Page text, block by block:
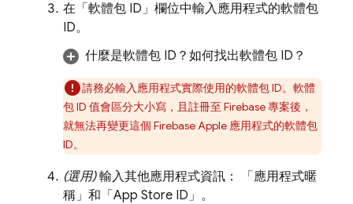
在「軟體包 ID」 欄位中輸入應用程式的軟體包
ID。
什麼是軟體包 ID？如何找出軟體包 ID？
請務必輸入應用程式實際使用的軟體包 ID。軟體
包 ID 值會區分大小寫，且註冊至 Firebase 專案後，
就無法再變更這個 Firebase Apple 應用程式的軟體包
ID。
(選用)輸入其他應用程式資訊： 「應用程式暱
稱」 和「App Store ID」 。